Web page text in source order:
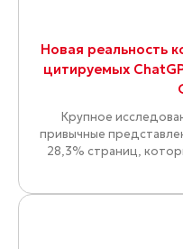
Новая реальность
цитируемых
Крупное
привычные
28,3% страниц,